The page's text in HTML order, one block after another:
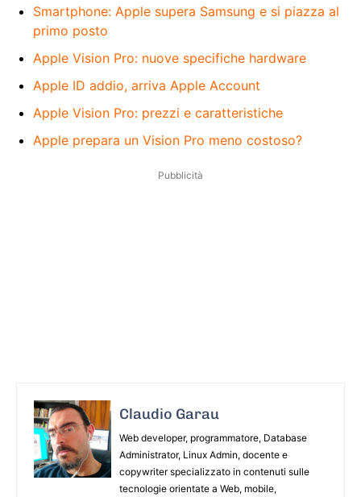
Smartphone: Apple supera Samsung e si piazza al
primo posto
Apple Vision Pro: nuove specifiche hardware
Apple ID addio, arriva Apple Account
Apple Vision Pro: prezzi e caratteristiche
Apple prepara un Vision Pro meno costoso?
Pubblicità
Claudio Garau
Web developer, programmatore, Database
Administrator, Linux Admin, docente e
copywriter specializzato in contenuti sulle
tecnologie orientate a Web, mobile,